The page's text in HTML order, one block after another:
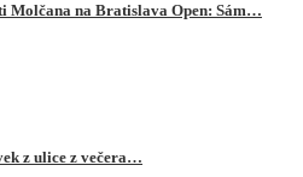
Molčana na Bratislava Open: Sám…
z ulice z večera…